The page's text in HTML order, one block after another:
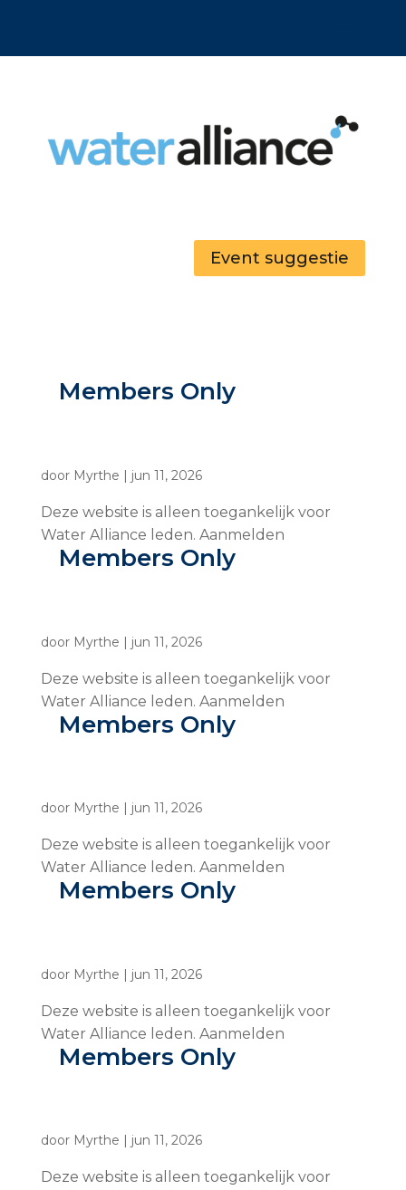
Event suggestie
Members Only
door Myrthe | jun 11, 2026
Deze website is alleen toegankelijk voor
Water Alliance leden. Aanmelden
Members Only
door Myrthe | jun 11, 2026
Deze website is alleen toegankelijk voor
Water Alliance leden. Aanmelden
Members Only
door Myrthe | jun 11, 2026
Deze website is alleen toegankelijk voor
Water Alliance leden. Aanmelden
Members Only
door Myrthe | jun 11, 2026
Deze website is alleen toegankelijk voor
Water Alliance leden. Aanmelden
Members Only
door Myrthe jun 11, 2026
Deze website is alleen toegankelijk voor